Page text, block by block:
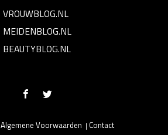
VROUWBLOG.NL
MEIDENBLOG.NL
BEAUTYBLOG.NL
Algemene Voorwaarden Contact